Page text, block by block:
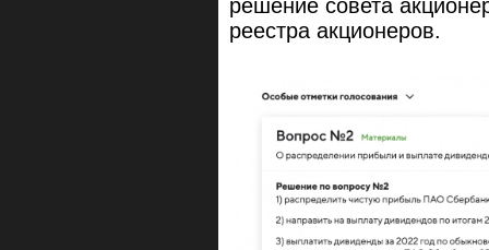
решение совета
реестра акционеров.